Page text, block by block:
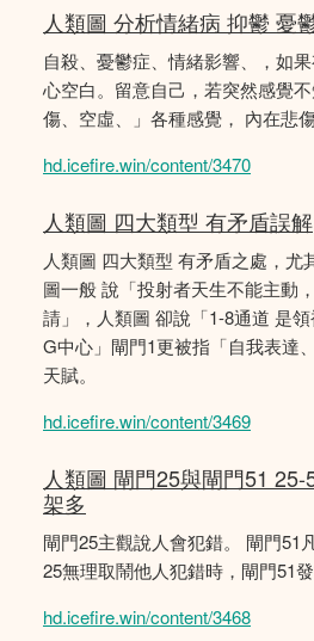
人類圖 分析情緒病 抑鬱 憂
自殺、憂鬱症、情緒影響、，如
心空白。留意自己，若突然感覺
傷、空虛、」各種感覺， 內在悲傷
hd.icefire.win/content/3470
人類圖 四大類型 有矛盾誤解
人類圖 四大類型 有矛盾之處，尤
圖一般 說「投射者天生不能主動
請」，人類圖 卻說「1-8通道 是
G中心」閘門1更被指「自我表達
天賦。
hd.icefire.win/content/3469
人類圖 閘門25與閘門51
架多
閘門25主觀說人會犯錯。 閘門51
25無理取鬧他人犯錯時，閘門51發
hd.icefire.win/content/3468